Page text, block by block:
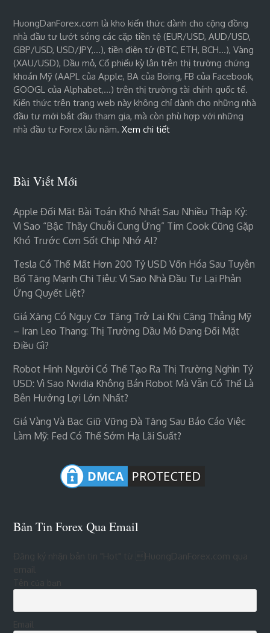
HuongDanForex.com là kho kiến thức dành cho cộng đồng
nhà đầu tư lướt sóng các cặp tiền tệ (EUR/USD, AUD/USD,
GBP/USD, USD/JPY,…), tiền điện tử (BTC, ETH, BCH…), Vàng
(XAU/USD), Dầu mỏ, Cổ phiếu kỳ lân trên thị trường chứng
khoán Mỹ (AAPL của Apple, BA của Boing, FB của Facebook,
GOOGL của Alphabet,…) trên thị trường tài chính quốc tế.
Kiến thức trên trang web này không chỉ dành cho những nhà
đầu tư mới bắt đầu tham gia, mà còn phù hợp với những
nhà đầu tư Forex lâu năm.Xem chi tiết
Bài Viết Mới
Apple Đối Mặt Bài Toán Khó Nhất Sau Nhiều Thập Kỷ:
Vì Sao “bậc Thầy Chuỗi Cung Ứng” Tim Cook Cũng Gặp
Khó Trước Cơn Sốt Chip Nhớ AI?
Tesla Có Thể Mất Hơn 200 Tỷ USD Vốn Hóa Sau Tuyên
Bố Tăng Mạnh Chi Tiêu: Vì Sao Nhà Đầu Tư Lại Phản
Ứng Quyết Liệt?
Giá Xăng Có Nguy Cơ Tăng Trở Lại Khi Căng Thẳng Mỹ
– Iran Leo Thang: Thị Trường Dầu Mỏ Đang Đối Mặt
Điều Gì?
Robot Hình Người Có Thể Tạo Ra Thị Trường Nghìn Tỷ
USD: Vì Sao Nvidia Không Bán Robot Mà Vẫn Có Thể Là
Bên Hưởng Lợi Lớn Nhất?
Giá Vàng Và Bạc Giữ Vững Đà Tăng Sau Báo Cáo Việc
Làm Mỹ: Fed Có Thể Sớm Hạ Lãi Suất?
Bản Tin Forex Qua Email
Đăng ký nhận bản tin "Hot" từ HuongDanForex.com qua
Tên của bạn